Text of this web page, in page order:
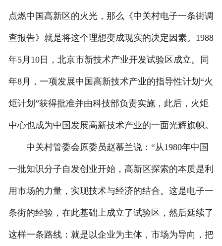
点燃中国高新区的火光，那么《中关村电子一条街调
查报告》就是将这个理想变成现实的决定因素。1988
年5月10日，北京市新技术产业开发试验区成立。同
年8月，一项发展中国高新技术产业的指导性计划“火
炬计划”获得批准并由科技部负责实施，此后，火炬
中心也成为中国发展高新技术产业的一面光辉旗帜。
中关村管委会原委员赵慕兰说：“从1980年中国
一批知识分子自发创业开始，高新区探索的本质是利
用市场的力量，实现技术与经济的结合。这是电子一
条街的经验，在此基础上成立了试验区，然后延续了
这样一条路线：就是以企业为主体，市场为导向，把